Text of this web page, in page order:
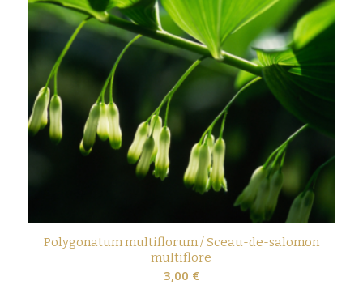
Polygonatum multiflorum / Sceau-de-salomon
multiflore
3,00 €